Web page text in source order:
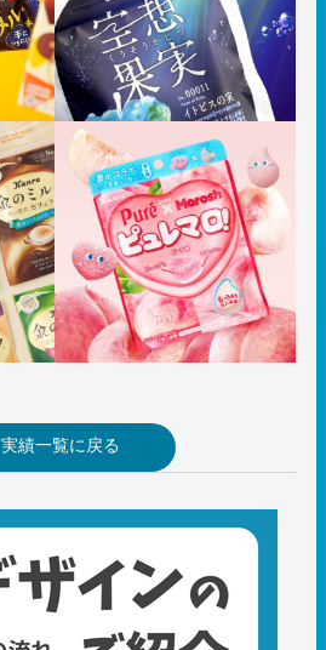
実績一覧に戻る